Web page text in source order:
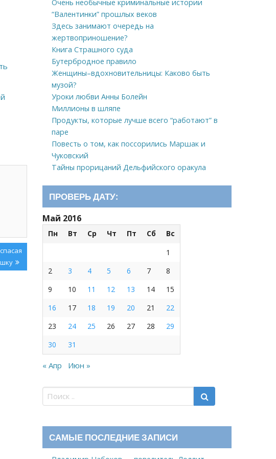
Очень необычные криминальные истории
“Валентинки” прошлых веков
Здесь занимают очередь на
жертвоприношение?
Книга Страшного суда
Бутербродное правило
Женщины–вдохновительницы: Каково быть
музой?
Уроки любви Анны Болейн
Миллионы в шляпе
Продукты, которые лучше всего “работают” в
паре
Повесть о том, как поссорились Маршак и
Чуковский
Тайны прорицаний Дельфийского оракула
ПРОВЕРЬ ДАТУ:
Май 2016
Пн Вт Ср Чт Пт Сб
Вс
1
2
3 4 5 6 7
8
9
10 11 12 13 14
15
16
17 18 19 20 21
22
23
24 25 26 27 28
29
30
31
« Апр Июн »
САМЫЕ ПОСЛЕДНИЕ ЗАПИСИ